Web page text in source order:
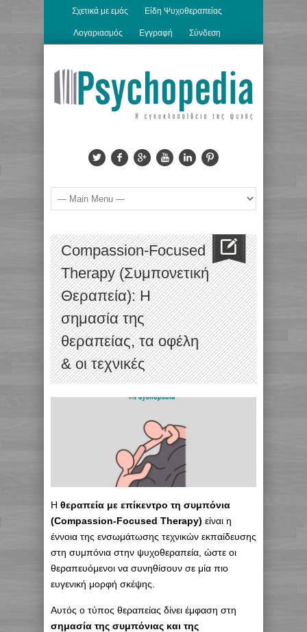
Σχετικά με εμάς Είδη Ψυχοθεραπείας
Λογαριασμός Εγγραφή Σύνδεση
Compassion-Focused
Therapy (Συμπονετική
Θεραπεία): H
σημασία της
θεραπείας, τα οφέλη
& οι τεχνικές
Η θεραπεία με επίκεντρο τη συμπόνια
(Compassion-Focused Therapy) είναι η
έννοια της ενσωμάτωσης τεχνικών εκπαίδευσης
στη συμπόνια στην ψυχοθεραπεία, ώστε οι
θεραπευόμενοι να συνηθίσουν σε μία πιο
ευγενική μορφή σκέψης.
Αυτός ο τύπος θεραπείας δίνει έμφαση στη
σημασία της συμπόνιας και της